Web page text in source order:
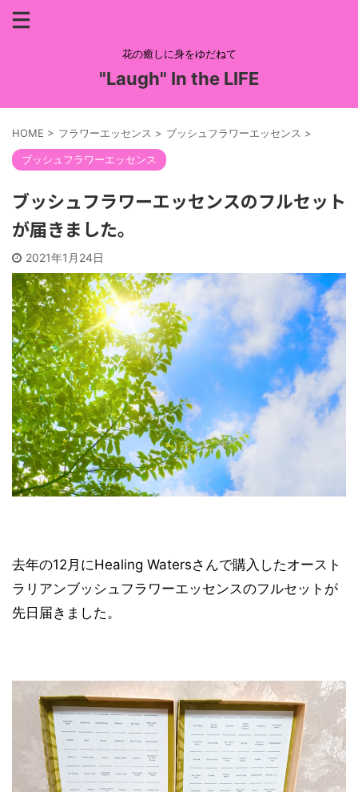
花の癒しに身をゆだねて
"Laugh" In the LIFE
HOME > フラワーエッセンス > ブッシュフラワーエッセンス >
ブッシュフラワーエッセンス
ブッシュフラワーエッセンスのフルセット
が届きました。
2021年1月24日
去年の12月にHealing Watersさんで購入したオースト
ラリアンブッシュフラワーエッセンスのフルセットが
先日届きました。